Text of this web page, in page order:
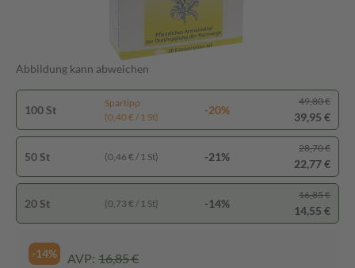
Abbildung kann abweichen
100 St
Spartipp
(0,40 € / 1 St)
-20%
49,80 €
39,95 €
50 St (0,46 € / 1 St) -21%
28,70 €
22,77 €
20 St (0,73 € / 1 St) -14%
16,85 €
14,55 €
-14% AVP: 16,85 €